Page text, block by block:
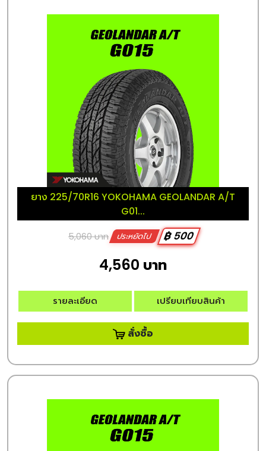
ยาง 225/70R16 YOKOHAMA GEOLANDAR A/T
G01...
5,060 บาท ประหยัดไป ฿ 500
4,560 บาท
รายละเอียด เปรียบเทียบสินค้า
สั่งซื้อ